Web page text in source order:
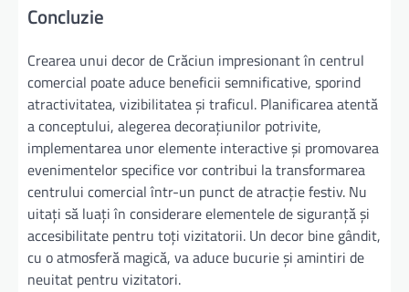
Concluzie
Crearea unui decor de Crăciun impresionant în centrul
comercial poate aduce beneficii semnificative, sporind
atractivitatea, vizibilitatea și traficul. Planificarea atentă
a conceptului, alegerea decorațiunilor potrivite,
implementarea unor elemente interactive și promovarea
evenimentelor specifice vor contribui la transformarea
centrului comercial într-un punct de atracție festiv. Nu
uitați să luați în considerare elementele de siguranță și
accesibilitate pentru toți vizitatorii. Un decor bine gândit,
cu o atmosferă magică, va aduce bucurie și amintiri de
neuitat pentru vizitatori.